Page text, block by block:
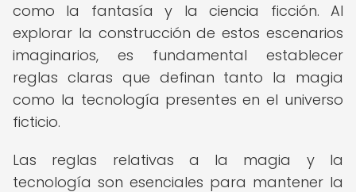
como la fantasía y la ciencia ficción. Al
explorar la construcción de estos escenarios
imaginarios, es fundamental establecer
reglas claras que definan tanto la magia
como la tecnología presentes en el universo
ficticio.
Las reglas relativas a la magia y la
tecnología son esenciales para mantener la